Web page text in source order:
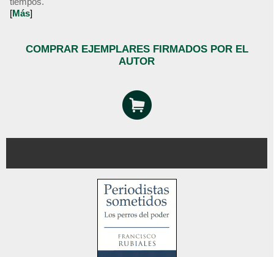
[Más]
COMPRAR EJEMPLARES FIRMADOS POR EL
AUTOR